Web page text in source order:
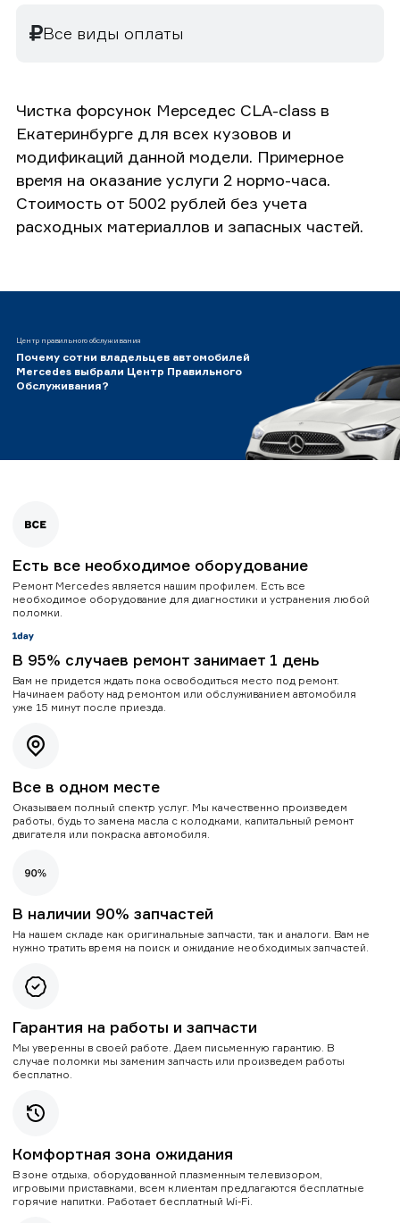
Все виды оплаты
Чистка форсунок Мерседес CLA-class в
Екатеринбурге для всех кузовов и
модификаций данной модели. Примерное
время на оказание услуги 2 нормо-часа.
Стоимость от 5002 рублей без учета
расходных материаллов и запасных частей.
Центр правильного обслуживания
Почему сотни владельцев автомобилей
Mercedes выбрали Центр Правильного
Обслуживания?
Есть все необходимое оборудование
Ремонт Mercedes является нашим профилем. Есть все
необходимое оборудование для диагностики и устранения любой
поломки.
В 95% случаев ремонт занимает 1 день
Вам не придется ждать пока освободиться место под ремонт.
Начинаем работу над ремонтом или обслуживанием автомобиля
уже 15 минут после приезда.
Все в одном месте
Оказываем полный спектр услуг. Мы качественно произведем
работы, будь то замена масла с колодками, капитальный ремонт
двигателя или покраска автомобиля.
В наличии 90% запчастей
На нашем складе как оригинальные запчасти, так и аналоги. Вам не
нужно тратить время на поиск и ожидание необходимых запчастей.
Гарантия на работы и запчасти
Мы уверенны в своей работе. Даем письменную гарантию. В
случае поломки мы заменим запчасть или произведем работы
бесплатно.
Комфортная зона ожидания
В зоне отдыха, оборудованной плазменным телевизором,
игровыми приставками, всем клиентам предлагаются бесплатные
горячие напитки. Работает бесплатный Wi-Fi.